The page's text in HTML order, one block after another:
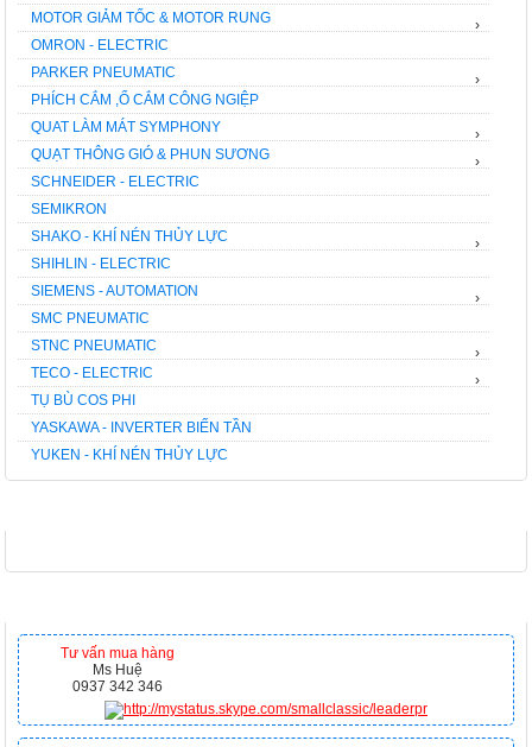
MOTOR GIẢM TỐC & MOTOR RUNG
OMRON - ELECTRIC
›
PARKER PNEUMATIC
PHÍCH CẮM ,Ổ CẮM CÔNG NGIỆP
›
QUAT LÀM MÁT SYMPHONY
QUẠT THÔNG GIÓ & PHUN SƯƠNG
›
SCHNEIDER - ELECTRIC
›
SEMIKRON
SHAKO - KHÍ NÉN THỦY LỰC
SHIHLIN - ELECTRIC
›
SIEMENS - AUTOMATION
SMC PNEUMATIC
›
STNC PNEUMATIC
TECO - ELECTRIC
›
TỤ BÙ COS PHI
›
YASKAWA - INVERTER BIẾN TẦN
YUKEN - KHÍ NÉN THỦY LỰC
Tư vấn mua hàng
Ms Huệ
0937 342 346